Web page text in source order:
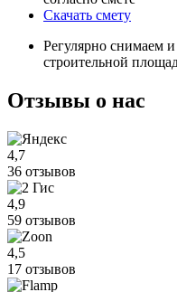
Скачать смету
Регулярно снимаем
строительной
Отзывы о нас
4,7
36 отзывов
4,9
59 отзывов
4,5
17 отзывов